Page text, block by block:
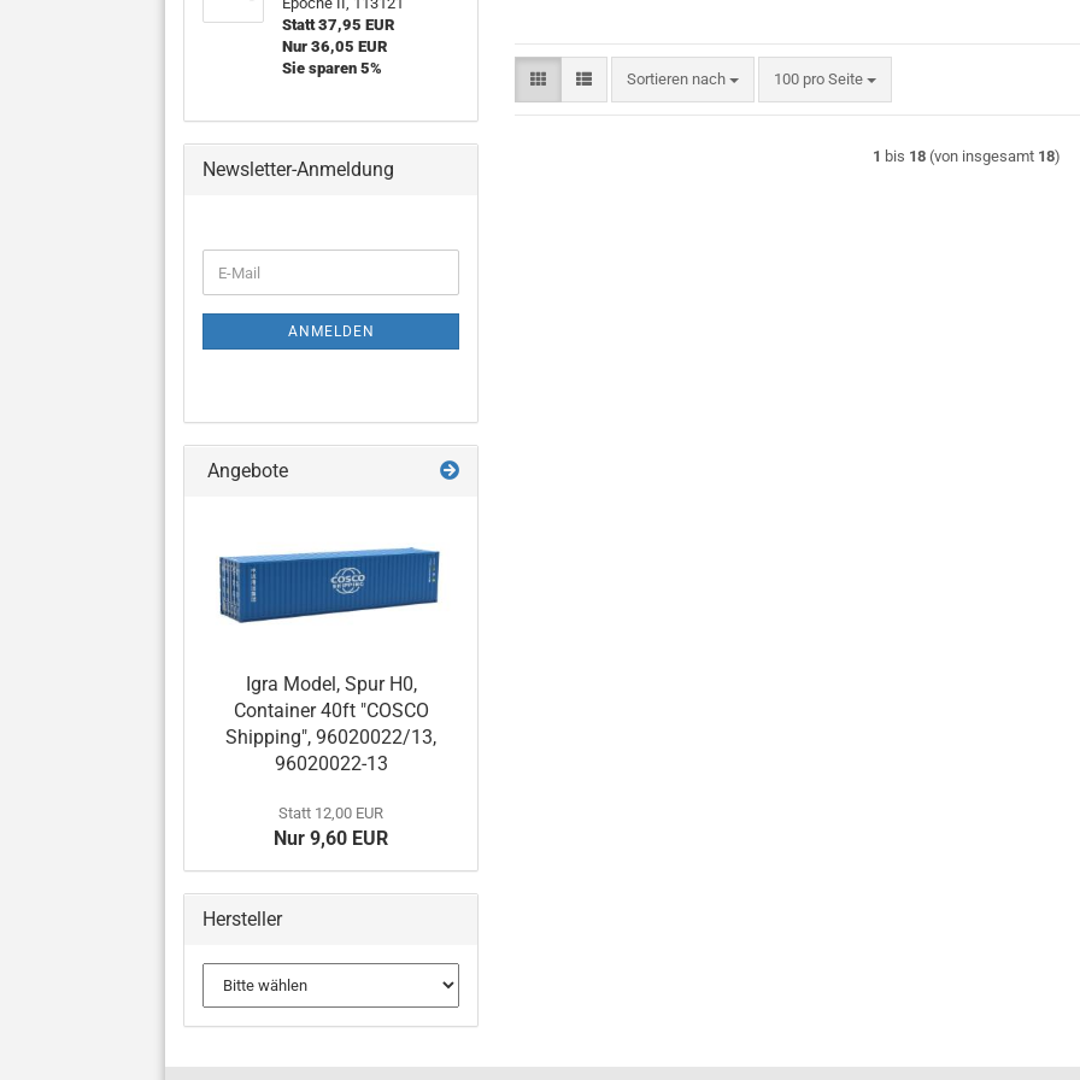
Sortieren nach
Sortieren nach 100 pro Seite
pro Seite
1 bis 18 (von insgesamt 18)
Statt 37,95 EUR
Nur 36,05 EUR
Sie sparen 5%
Newsletter-Anmeldung
ZUR
ANMELDUNG
E-
Mail
ANMELDEN
Angebote
Igra Model, Spur H0,
Container 40ft "COSCO
Shipping", 96020022/13,
96020022-13
Statt 12,00 EUR
Nur 9,60 EUR
Hersteller